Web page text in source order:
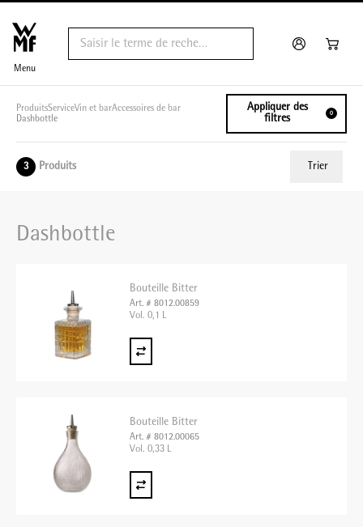
Menu
ProduitsServiceVin et barAccessoires de bar
Dashbottle
Appliquer des
filtres
0
3 Produits Trier
Dashbottle
Bouteille Bitter
Art. # 8012.00859
Vol. 0,1 L
Bouteille Bitter
Art. # 8012.00065
Vol. 0,33 L